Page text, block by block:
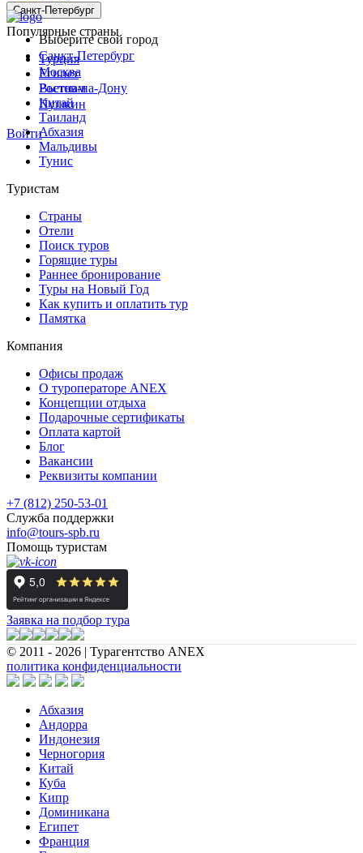
Санкт-Петербург
Выберите свой город
Санкт-Петербург
Москва
Ростов-на-Дону
Пушкин
Войти
Популярные страны
Турция
Египет
Вьетнам
Китай
Таиланд
Абхазия
Мальдивы
Тунис
Туристам
Страны
Отели
Поиск туров
Горящие туры
Раннее бронирование
Туры на Новый Год
Как купить и оплатить тур
Памятка
Компания
Офисы продаж
О туроператоре ANEX
Концепции отдыха
Подарочные сертификаты
Оплата картой
Блог
Вакансии
Реквизиты компании
+7 (812) 250-53-01
Служба поддержки
info@tours-spb.ru
Помощь туристам
Заявка на подбор тура
© 2011 - 2026 | Турагентство ANEX
политика конфиденциальности
Абхазия
Андорра
Индонезия
Черногория
Китай
Куба
Кипр
Доминикана
Египет
Франция